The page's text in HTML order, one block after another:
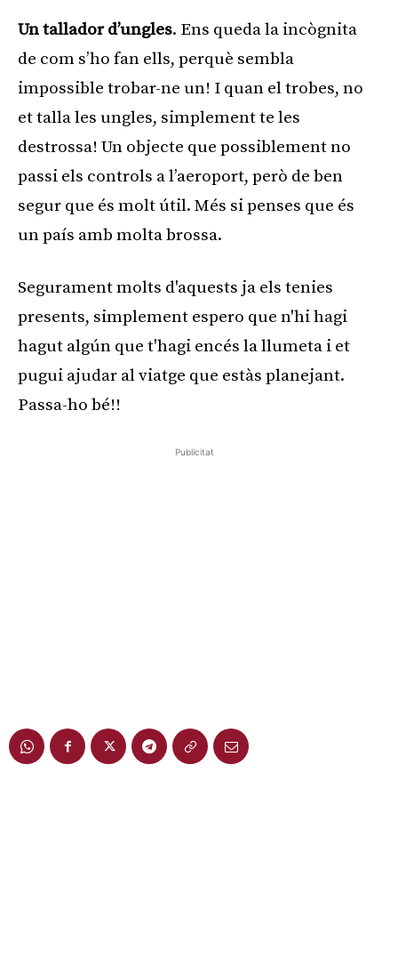
Un tallador d’ungles. Ens queda la incògnita
de com s’ho fan ells, perquè sembla
impossible trobar-ne un! I quan el trobes, no
et talla les ungles, simplement te les
destrossa! Un objecte que possiblement no
passi els controls a l’aeroport, però de ben
segur que és molt útil. Més si penses que és
un país amb molta brossa.
Segurament molts d'aquests ja els tenies
presents, simplement espero que n'hi hagi
hagut algún que t'hagi encés la llumeta i et
pugui ajudar al viatge que estàs planejant.
Passa-ho bé!!
Publicitat